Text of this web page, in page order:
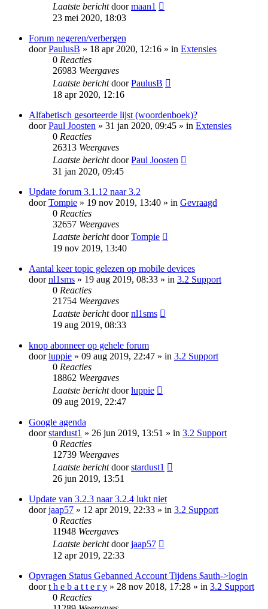
Laatste berichtdoormaan1
23 mei 2020, 18:03
Forum negeren/verbergen
doorPaulusB » 18 apr 2020, 12:16 » in Extensies
0 Reacties
26983 Weergaves
Laatste berichtdoorPaulusB
18 apr 2020, 12:16
Alfabetisch gesorteerde lijst (woordenboek)?
doorPaul Joosten » 31 jan 2020, 09:45 » in Extensies
0 Reacties
26313 Weergaves
Laatste berichtdoorPaul Joosten
31 jan 2020, 09:45
Update forum 3.1.12 naar 3.2
doorTompie » 19 nov 2019, 13:40 » in Gevraagd
0 Reacties
32657 Weergaves
Laatste berichtdoorTompie
19 nov 2019, 13:40
Aantal keer topic gelezen op mobile devices
doornl1sms » 19 aug 2019, 08:33 » in 3.2 Support
0 Reacties
21754 Weergaves
Laatste berichtdoornl1sms
19 aug 2019, 08:33
knop abonneer op gehele forum
doorluppie » 09 aug 2019, 22:47 » in 3.2 Support
0 Reacties
18862 Weergaves
Laatste berichtdoorluppie
09 aug 2019, 22:47
Google agenda
doorstardust1 » 26 jun 2019, 13:51 » in 3.2 Support
0 Reacties
12739 Weergaves
Laatste berichtdoorstardust1
26 jun 2019, 13:51
Update van 3.2.3 naar 3.2.4 lukt niet
doorjaap57 » 12 apr 2019, 22:33 » in 3.2 Support
0 Reacties
11948 Weergaves
Laatste berichtdoorjaap57
12 apr 2019, 22:33
Opvragen Status Gebanned Account Tijdens $auth->login
doort h e b a t t e r y » 28 nov 2018, 17:28 » in 3.2 Support
0 Reacties